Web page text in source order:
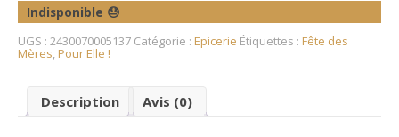
Indisponible 😓
UGS : 2430070005137 Catégorie : Epicerie Étiquettes : Fête des
Mères,Pour Elle !
Description Avis (0)